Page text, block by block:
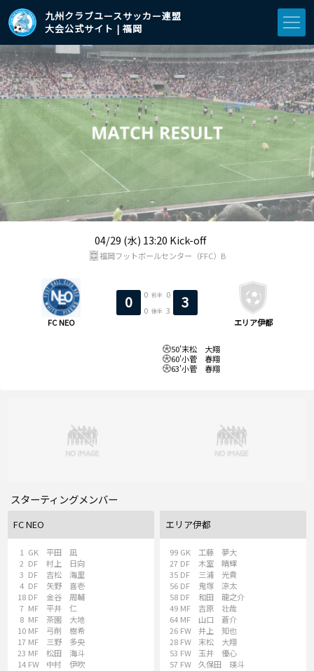
九州クラブユースサッカー連盟
大会公式サイト | 福岡
04/29 (水) 13:20 Kick-off
FC NEO
0 0 前半
0
0 後半 3 3
エリア伊都
50'末松 大翔
60'小菅 春翔
63'小菅 春翔
福岡フットボールセンター（FFC）B
スターティングメンバー
FC NEO
1 GK
平田 凪
2 DF
村上 日向
3 DF
吉松 海里
4 DF
矢野 喜壱
18 DF
金谷 周輔
7 MF
平井 仁
8 MF
茶園 大地
10 MF
弓削 樹希
17 MF
三野 多央
23 MF
松田 海斗
14 FW 中村 伊吹
エリア伊都
99 GK
工藤 夢大
27 DF
木室 晴輝
35 DF
三浦 光貴
56 DF
鬼塚 涼太
58 DF
和田 龍之介
49 MF
吉原 壮哉
64 MF
山口 蒼介
26 FW
井上 知也
28 FW
末松 大翔
53 FW
玉井 優心
57 FW 久保田 瑛斗